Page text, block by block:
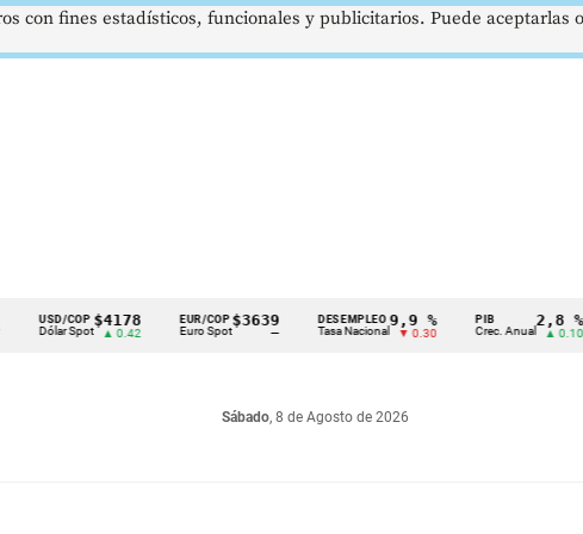
COP
Spot
$4178
▲ 0.42
EUR/COP
Euro Spot
$3639
—
DESEMPLEO
Tasa Nacional
9,9 %
▼ 0.30
PIB
Crec. Anual
2,8 %
▲ 0.10
Sábado, 8 de Agosto de 2026
con fines estadísticos, funcionales y publicitarios. Puede aceptarlas